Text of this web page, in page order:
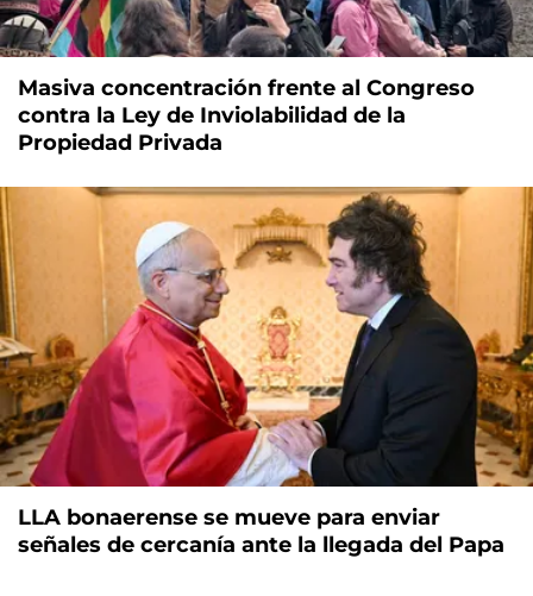
Masiva concentración frente al Congreso
contra la Ley de Inviolabilidad de la
Propiedad Privada
LLA bonaerense se mueve para enviar
señales de cercanía ante la llegada del Papa